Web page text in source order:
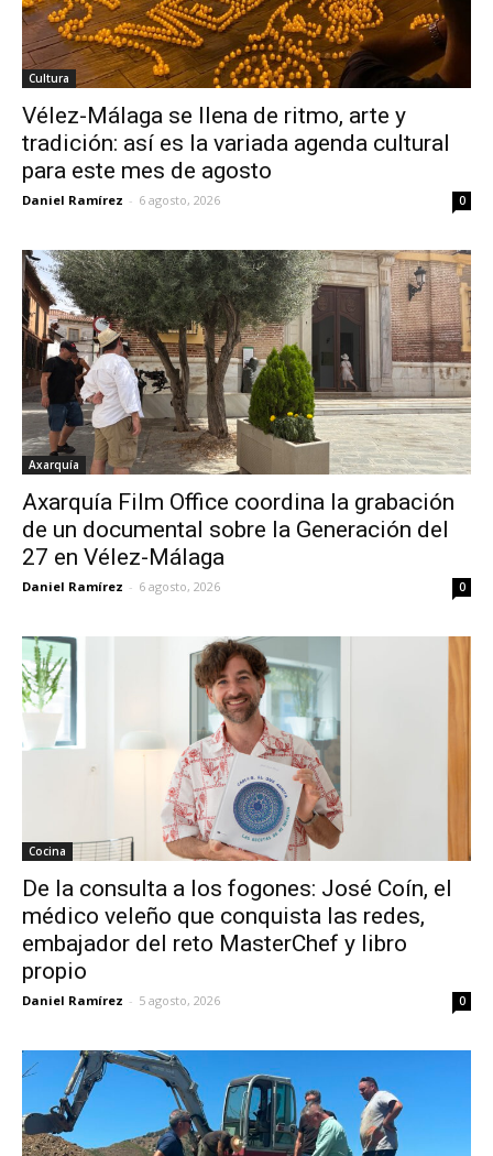
Cultura
Vélez-Málaga se llena de ritmo, arte y
tradición: así es la variada agenda cultural
para este mes de agosto
Daniel Ramírez - 6 agosto, 2026 0
Axarquía
Axarquía Film Office coordina la grabación
de un documental sobre la Generación del
27 en Vélez-Málaga
Daniel Ramírez - 6 agosto, 2026 0
Cocina
De la consulta a los fogones: José Coín, el
médico veleño que conquista las redes,
embajador del reto MasterChef y libro
propio
Daniel Ramírez - 5 agosto, 2026 0